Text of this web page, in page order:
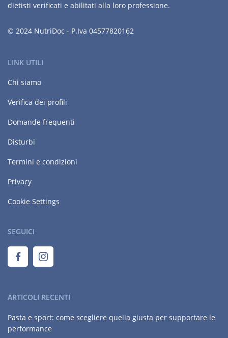
dietisti verificati e abilitati alla loro professione.
© 2024 NutriDoc - P.Iva 04577820162
LINK UTILI
Chi siamo
Verifica dei profili
Domande frequenti
Disturbi
Termini e condizioni
Privacy
Cookie Settings
SEGUICI
ARTICOLI RECENTI
Pasta e sport: come scegliere quella giusta per supportare le
performance